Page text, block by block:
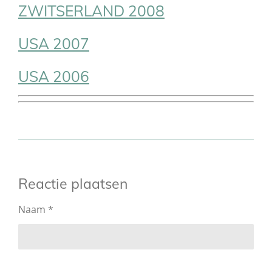
ZWITSERLAND 2008
USA 2007
USA 2006
Reactie plaatsen
Naam *